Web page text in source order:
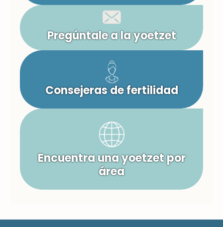
Pregúntale a la yoetzet
Consejeras de fertilidad
Encuentra una yoetzet por
área